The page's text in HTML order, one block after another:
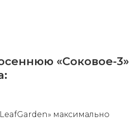
«Соковое-3»
максимально